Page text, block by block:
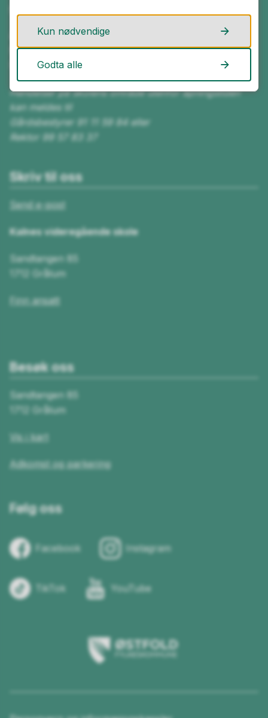
Åpningstider
Mandag–fredag kl. 08.00–15.30
Resepsjonen er bemannet kl. 08.00-12.30
Hendelser på skolens område utenfor åpningstiden
kan meldes til
Gårdsbestyrer 91 11 59 84 eller
Rektor 99 57 83 37
Skriv til oss
Send e-post
Kalnes videregående skole
Sandtangen 85
1712 Grålum
Finn ansatt
Besøk oss
Sandtangen 85
1712 Grålum
Vis i kart
Adkomst og parkering
Følg oss
Facebook Instagram
TikTok YouTube
Østfold
fylkeskommune
Kun nødvendige
Godta alle